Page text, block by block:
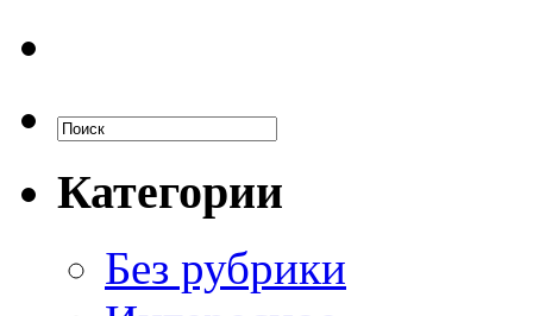
Категории
Без рубрики